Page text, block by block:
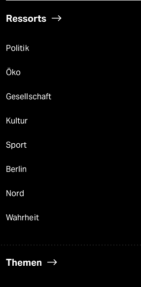
Ressorts
Politik
Öko
Gesellschaft
Kultur
Sport
Berlin
Nord
Wahrheit
Themen